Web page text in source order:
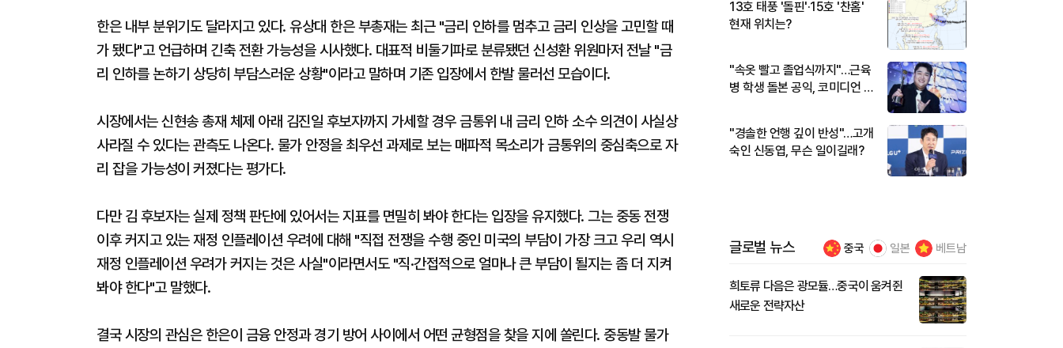
한은 내부 분위기도 달라지고 있다. 유상대 한은 부총재는 최근 "금리 인하를 멈추고 금리 인상을 고민할 때
가 됐다"고 언급하며 긴축 전환 가능성을 시사했다. 대표적 비둘기파로 분류됐던 신성환 위원마저 전날 "금
리 인하를 논하기 상당히 부담스러운 상황"이라고 말하며 기존 입장에서 한발 물러선 모습이다.
시장에서는 신현송 총재 체제 아래 김진일 후보자까지 가세할 경우 금통위 내 금리 인하 소수 의견이 사실상
사라질 수 있다는 관측도 나온다. 물가 안정을 최우선 과제로 보는 매파적 목소리가 금통위의 중심축으로 자
리 잡을 가능성이 커졌다는 평가다.
다만 김 후보자는 실제 정책 판단에 있어서는 지표를 면밀히 봐야 한다는 입장을 유지했다. 그는 중동 전쟁
이후 커지고 있는 재정 인플레이션 우려에 대해 "직접 전쟁을 수행 중인 미국의 부담이 가장 크고 우리 역시
재정 인플레이션 우려가 커지는 것은 사실"이라면서도 "직·간접적으로 얼마나 큰 부담이 될지는 좀 더 지켜
봐야 한다"고 말했다.
결국 시장의 관심은 한은이 금융 안정과 경기 방어 사이에서 어떤 균형점을 찾을 지에 쏠린다. 중동발 물가
13호 태풍 '돌핀'·15호 '찬홈'
현재 위치는?
"속옷 빨고 졸업식까지"…근육
병 학생 돌본 공익, 코미디언 김
"경솔한 언행 깊이 반성"…고개
숙인 신동엽, 무슨 일이길래?
글로벌 뉴스 중국 일본 베트남
희토류 다음은 광모듈…중국이 움켜쥔
새로운 전략자산